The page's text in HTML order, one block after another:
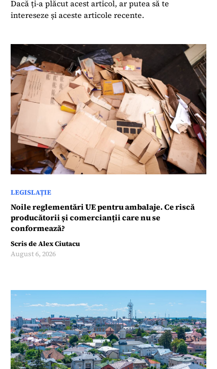
Dacă ți-a plăcut acest articol, ar putea să te
intereseze și aceste articole recente.
LEGISLAȚIE
Noile reglementări UE pentru ambalaje. Ce riscă
producătorii și comercianții care nu se
conformează?
Scris deAlex Ciutacu
August 6, 2026